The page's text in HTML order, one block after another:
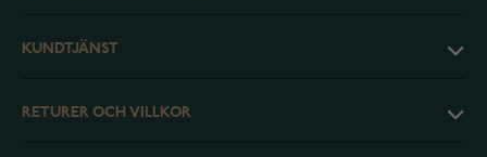
KUNDTJÄNST
RETURER OCH VILLKOR